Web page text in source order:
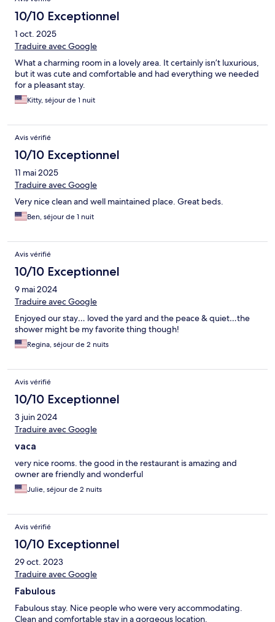
10/10 Exceptionnel
1 oct. 2025
Traduire avec Google
What a charming room in a lovely area. It certainly isn’t luxurious,
but it was cute and comfortable and had everything we needed
for a pleasant stay.
Kitty, séjour de 1 nuit
Avis vérifié
10/10 Exceptionnel
11 mai 2025
Traduire avec Google
Very nice clean and well maintained place. Great beds.
Ben, séjour de 1 nuit
Avis vérifié
10/10 Exceptionnel
9 mai 2024
Traduire avec Google
Enjoyed our stay… loved the yard and the peace & quiet…the
shower might be my favorite thing though!
Regina, séjour de 2 nuits
Avis vérifié
10/10 Exceptionnel
3 juin 2024
Traduire avec Google
vaca
very nice rooms. the good in the restaurant is amazing and
owner are friendly and wonderful
Julie, séjour de 2 nuits
Avis vérifié
10/10 Exceptionnel
29 oct. 2023
Traduire avec Google
Fabulous
Fabulous stay. Nice people who were very accommodating.
Clean and comfortable stay in a gorgeous location.